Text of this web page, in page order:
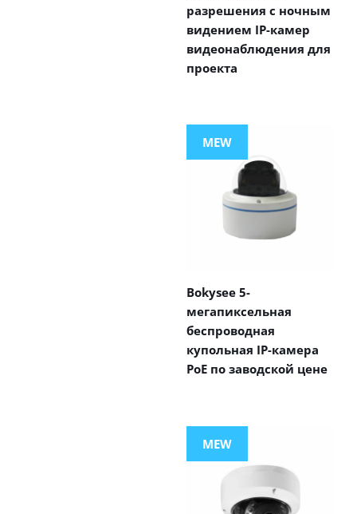
разрешения с ночным
видением IP-камер
видеонаблюдения для
проекта
MEW
Bokysee 5-
мегапиксельная
беспроводная
купольная IP-камера
PoE по заводской цене
MEW